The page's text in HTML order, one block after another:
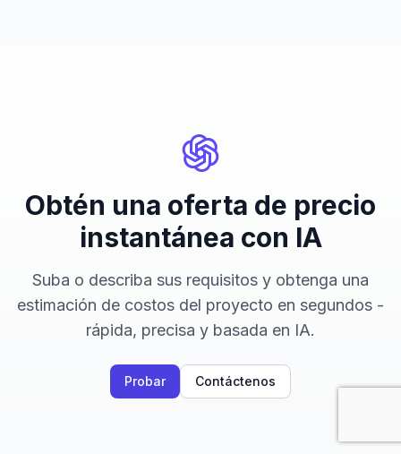
Obtén una oferta de precio
instantánea con IA
Suba o describa sus requisitos y obtenga una
estimación de costos del proyecto en segundos -
rápida, precisa y basada en IA.
Probar Contáctenos